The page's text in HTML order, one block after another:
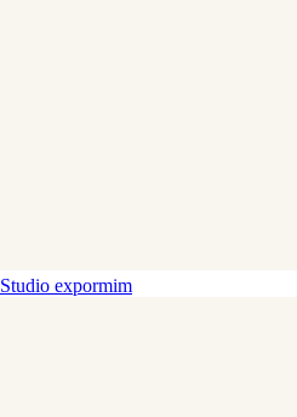
Studio expormim